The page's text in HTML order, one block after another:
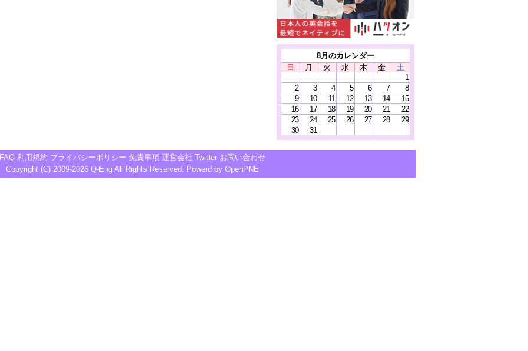
8月のカレンダー
日
月 火 水 木 金
土
1
2
3 4 5 6 7
8
9
10 11 12 13 14
15
16
17 18 19 20 21
22
23
24 25 26 27 28
29
30
31
FAQ 利用規約 プライバシーポリシー 免責事項 運営会社 Twitter お問い合わせ
Copyright (C) 2009-2026 Q-Eng All Rights Reserved. Powerd by OpenPNE